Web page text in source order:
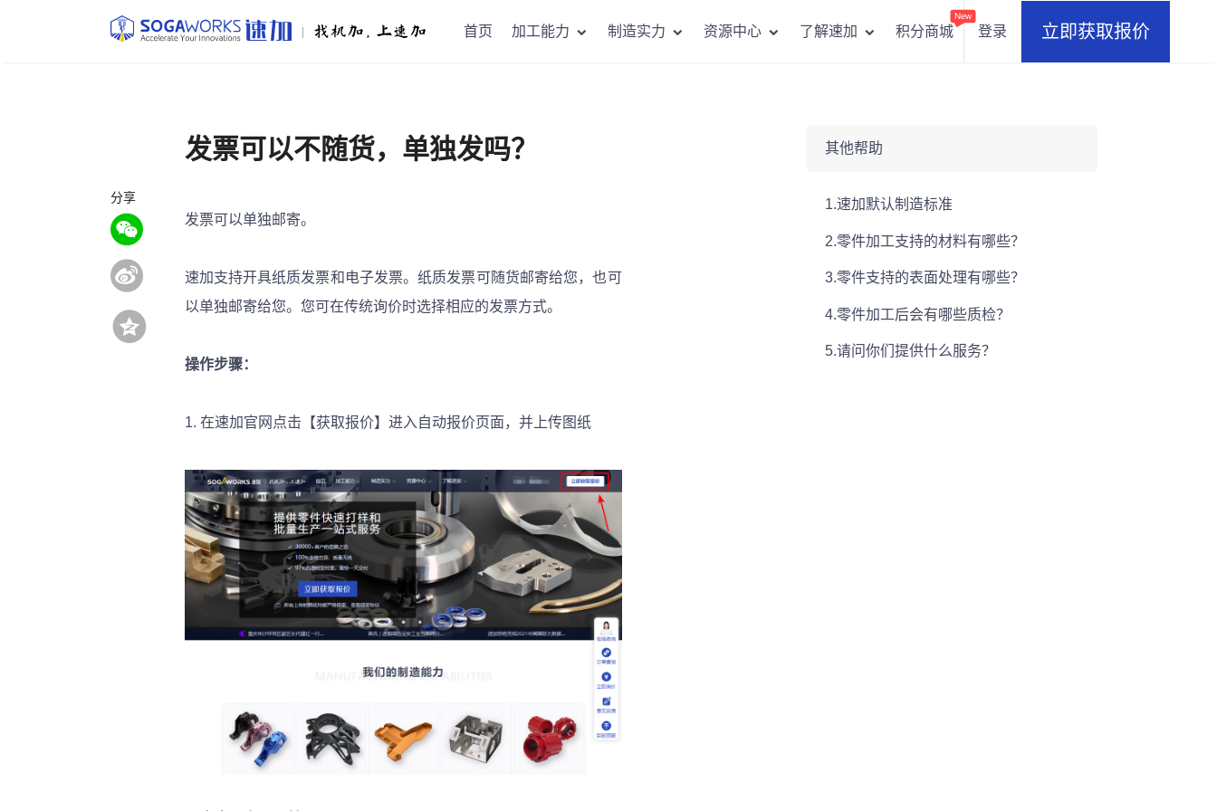
首页 加工能力 制造实力 资源中心 了解速加 积分商城
New
登录 立即获取报价
分享
发票可以不随货，单独发吗？
发票可以单独邮寄。
速加支持开具纸质发票和电子发票。纸质发票可随货邮寄给您，也可
以单独邮寄给您。您可在传统询价时选择相应的发票方式。
操作步骤：
1. 在速加官网点击【获取报价】进入自动报价页面，并上传图纸
其他帮助
1.速加默认制造标准
2.零件加工支持的材料有哪些？
3.零件支持的表面处理有哪些？
4.零件加工后会有哪些质检？
5.请问你们提供什么服务？